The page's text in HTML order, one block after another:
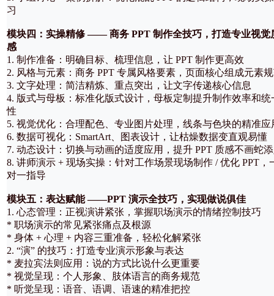
习
模块四：实操精修 —— 商务 PPT 制作全技巧，打造专业视觉
感
1. 制作准备：明确目标、梳理信息，让 PPT 制作更高效
2. 风格与元素：商务 PPT 专属风格要素，页面核心组成元素
3. 文字处理：简洁精炼、重点突出，让文字传递核心信息
4. 版式与母板：标准化版式设计，母板定制提升制作效率和统
性
5. 视觉优化：合理配色、专业图片处理，线条与色块的精准应
6. 数据可视化：SmartArt、图表设计，让枯燥数据变直观易懂
7. 动态设计：切换与动画的适度应用，提升 PPT 质感不画蛇
8. 讲师演示 + 现场实操：针对工作场景现场制作 / 优化 PPT，
对一指导
模块五：表达赋能 ——PPT 演示全技巧，实现做说俱佳
1. 心态管理：正视演讲紧张，掌握职场演示的情绪控制技巧
* 职场演示的常见紧张痛点及根源
* 身体 + 心理 + 内容三重准备，轻松化解紧张
2. “演” 的技巧：打造专业演示形象与表达
* 麦拉宾法则应用：说的方式比说什么更重要
* 视觉呈现：个人形象、肢体语言的商务规范
* 听觉呈现：语音、语调、语速的精准把控